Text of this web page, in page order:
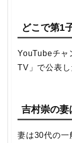
どこで第1
YouTubeチャ
TV」で公表し
吉村崇の妻
妻は30代の一